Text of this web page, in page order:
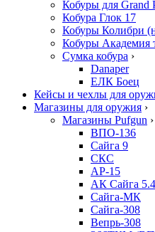
Кобуры для Grand
Кобура Глок 17
Кобуры Колибри
Кобуры Академия
Сумка кобура ›
Danaper
ЕЛК Боец
Кейсы и чехлы для
Магазины для оружия ›
Магазины Pufgun ›
ВПО-136
Сайга 9
СКС
АР-15
АК Сайга
Сайга-МК
Сайга-308
Вепрь-308